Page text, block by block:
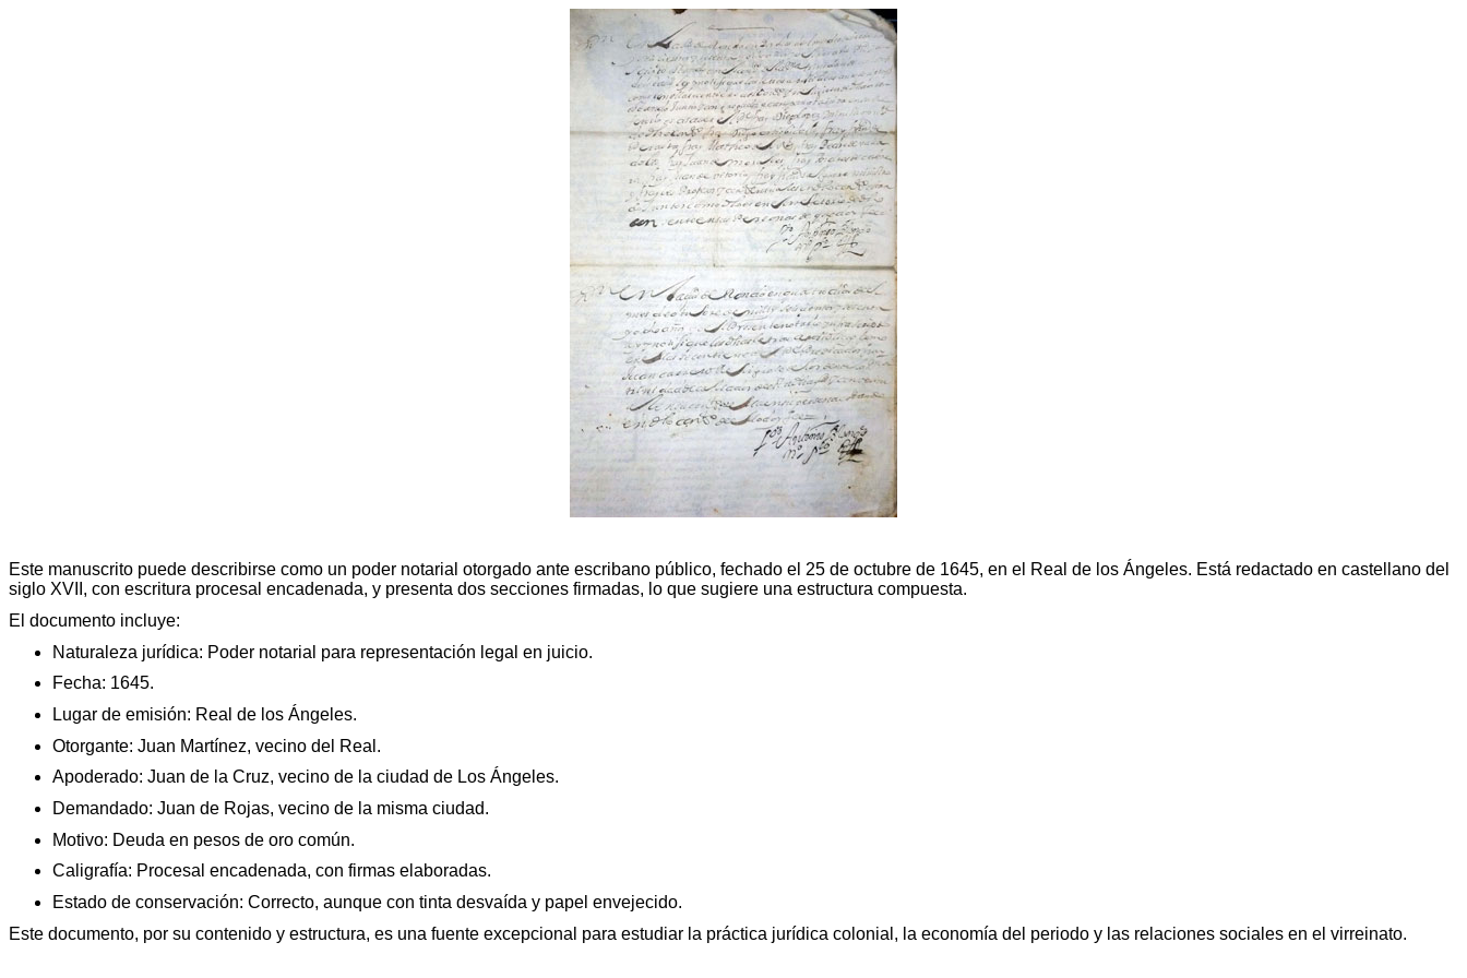
Este manuscrito puede describirse como un poder notarial otorgado ante escribano público, fechado el 25 de octubre de 1645, en el Real de los Ángeles. Está redactado en castellano del
siglo XVII, con escritura procesal encadenada, y presenta dos secciones firmadas, lo que sugiere una estructura compuesta.
El documento incluye:
Naturaleza jurídica: Poder notarial para representación legal en juicio.
Fecha: 1645.
Lugar de emisión: Real de los Ángeles.
Otorgante: Juan Martínez, vecino del Real.
Apoderado: Juan de la Cruz, vecino de la ciudad de Los Ángeles.
Demandado: Juan de Rojas, vecino de la misma ciudad.
Motivo: Deuda en pesos de oro común.
Caligrafía: Procesal encadenada, con firmas elaboradas.
Estado de conservación: Correcto, aunque con tinta desvaída y papel envejecido.
Este documento, por su contenido y estructura, es una fuente excepcional para estudiar la práctica jurídica colonial, la economía del periodo y las relaciones sociales en el virreinato.